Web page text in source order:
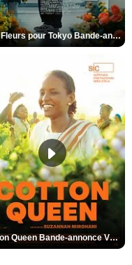
Des Fleurs pour Tokyo Bande-annonce VO STFR
Cotton Queen Bande-annonce VO STFR